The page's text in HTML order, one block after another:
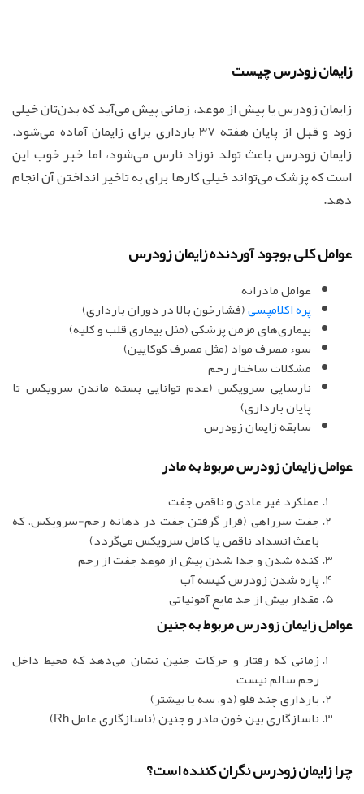
زایمان زودرس چیست
زایمان زودرس یا پیش از موعد، زمانی پیش می‌آید که بدن‌تان خیلی
زود و قبل از پایان هفته 37 بارداری برای زایمان آماده می‌شود.
زایمان زودرس باعث تولد نوزاد نارس می‌شود، اما خبر خوب این
است که پزشک می‌تواند خیلی کارها برای به تاخیر انداختن آن انجام
دهد.
عوامل کلی بوجود آوردنده زایمان زودرس
عوامل مادرانه
پره اکلامپسی(فشارخون بالا در دوران بارداری)
بیماری‌های مزمن پزشکی (مثل بیماری قلب و کلیه)
سوء مصرف مواد (مثل مصرف کوکایین)
مشکلات ساختار رحم
نارسایی سرویکس (عدم توانایی بسته ماندن سرویکس تا
پایان بارداری)
سابقه زایمان زودرس
عوامل زایمان زودرس مربوط به مادر
عملکرد غیر عادی و ناقص جفت
جفت سرراهی (قرار گرفتن جفت در دهانه رحم-سرویکس، که
باعث انسداد ناقص یا کامل سرویکس می‌گردد)
کنده شدن و جدا شدن پیش از موعد جفت از رحم
پاره شدن زودرس کیسه آب
مقدار بیش از حد مایع آمونیاتی
عوامل زایمان زودرس مربوط به جنین
زمانی که رفتار و حرکات جنین نشان می‌دهد که محیط داخل
رحم سالم نیست
بارداری چند قلو (دو، سه یا بیشتر)
ناسازگاری بین خون مادر و جنین (ناسازگاری عامل Rh)
چرا زایمان زودرس نگران کننده است؟